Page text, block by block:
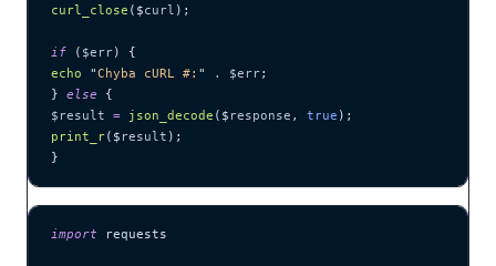
curl_close ($curl );
if ( $err) {
echo "Chyba cURL #: " . $err;
} else {
$result = json_decode ($ response , true );
print_r($ result );
}
import requests